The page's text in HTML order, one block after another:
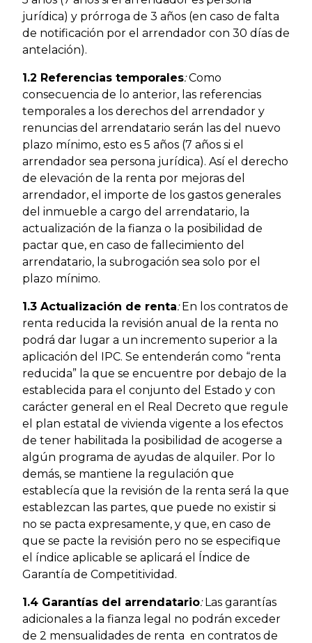
jurídica) y prórroga de 3 años (en caso de falta
de notificación por el arrendador con 30 días de
antelación).
1.2 Referencias temporales:Como
consecuencia de lo anterior, las referencias
temporales a los derechos del arrendador y
renuncias del arrendatario serán las del nuevo
plazo mínimo, esto es 5 años (7 años si el
arrendador sea persona jurídica). Así el derecho
de elevación de la renta por mejoras del
arrendador, el importe de los gastos generales
del inmueble a cargo del arrendatario, la
actualización de la fianza o la posibilidad de
pactar que, en caso de fallecimiento del
arrendatario, la subrogación sea solo por el
plazo mínimo.
1.3 Actualización de renta:En los contratos de
renta reducida la revisión anual de la renta no
podrá dar lugar a un incremento superior a la
aplicación del IPC. Se entenderán como “renta
reducida” la que se encuentre por debajo de la
establecida para el conjunto del Estado y con
carácter general en el Real Decreto que regule
el plan estatal de vivienda vigente a los efectos
de tener habilitada la posibilidad de acogerse a
algún programa de ayudas de alquiler. Por lo
demás, se mantiene la regulación que
establecía que la revisión de la renta será la que
establezcan las partes, que puede no existir si
no se pacta expresamente, y que, en caso de
que se pacte la revisión pero no se especifique
el índice aplicable se aplicará el Índice de
Garantía de Competitividad.
1.4 Garantías del arrendatario:Las garantías
adicionales a la fianza legal no podrán exceder
de 2 mensualidades de renta en contratos de